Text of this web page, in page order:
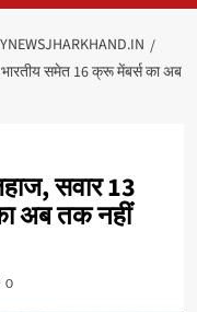
समेत 16 क्रू मेंबर्स का अब
सवार 13
अब तक नहीं
0